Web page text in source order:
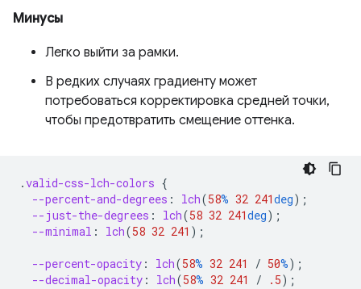
Минусы
Легко выйти за рамки.
В редких случаях градиенту может
потребоваться корректировка средней точки,
чтобы предотвратить смещение оттенка.
.valid-css-lch-colors {
--percent-and-degrees : lch(58% 32 241deg);
--just-the-degrees : lch(58 32 241deg);
--minimal : lch(58 32 241 );
--percent-opacity : lch(58% 32 241 / 50%);
--decimal-opacity : lch(58% 32 241 / .5);